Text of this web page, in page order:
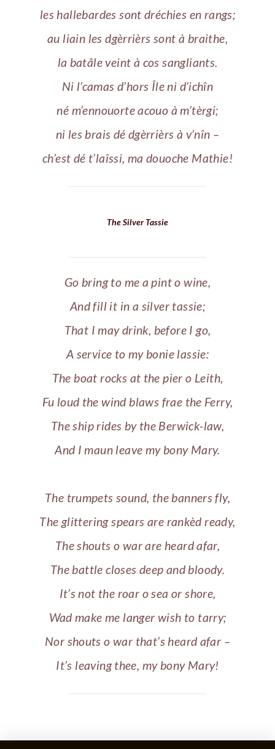
les hallebardes sont dréchies en rangs;
au liain les dgèrrièrs sont à braithe,
la batâle veint à cos sangliants.
Ni l’camas d’hors Île ni d’ichîn
né m’ennouorte acouo à m’tèrgi;
ni les brais dé dgèrrièrs à v’nîn –
ch’est dé t’laîssi, ma douoche Mathie!
The Silver Tassie
Go bring to me a pint o wine,
And fill it in a silver tassie;
That I may drink, before I go,
A service to my bonie lassie:
The boat rocks at the pier o Leith,
Fu loud the wind blaws frae the Ferry,
The ship rides by the Berwick-law,
And I maun leave my bony Mary.
The trumpets sound, the banners fly,
The glittering spears are rankèd ready,
The shouts o war are heard afar,
The battle closes deep and bloody.
It’s not the roar o sea or shore,
Wad make me langer wish to tarry;
Nor shouts o war that’s heard afar –
It’s leaving thee, my bony Mary!